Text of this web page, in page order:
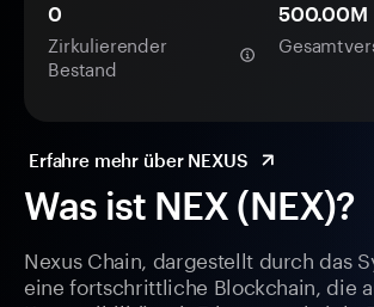
Was ist NEX (NEX)?
Nexus Chain, dargestellt durch das
eine fortschrittliche Blockchain, die
0
Zirkulierender
Bestand
500.00M
Erfahre mehr über NEXUS